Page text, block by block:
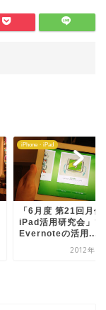
iPhone・iPad
「6月度 第21回月例
iPad活用研究会」で
Evernoteの活用...
2012年6